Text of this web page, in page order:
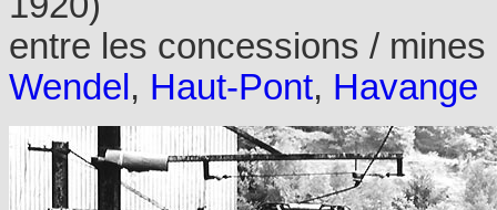
entre les concessions / mines
Wendel , Haut-Pont, Havange